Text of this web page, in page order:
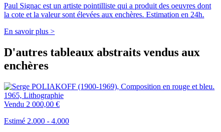
Paul Signac est un artiste pointilliste qui a produit des oeuvres dont
la cote et la valeur sont élevées aux enchères. Estimation en 24h.
En savoir plus >
D'autres tableaux abstraits vendus aux
enchères
Vendu 2 000,00 €
Estimé 2.000 - 4.000